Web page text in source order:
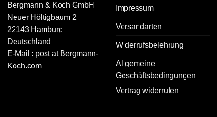
Bergmann & Koch GmbH
Neuer Höltigbaum 2
22143 Hamburg
Deutschland
E-Mail : post at Bergmann-
Koch.com
Impressum
Versandarten
Widerrufsbelehrung
Allgemeine
Geschäftsbedingungen
Vertrag widerrufen